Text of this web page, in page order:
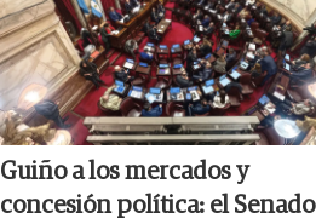
Guiño a los mercados y
concesión política: el Senado